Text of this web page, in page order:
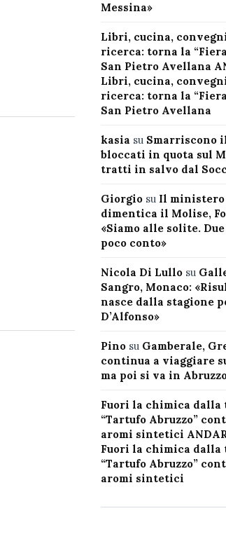
Messina»
Libri, cucina,
ricerca: torna la
San Pietro Avellana
Libri, cucina,
ricerca: torna la
San Pietro Avellana
kasia su Smarriscono
bloccati in quota sul
tratti in salvo dal
Giorgiosu Il ministero
dimentica il Molise,
«Siamo alle solite.
poco conto»
Nicola Di Lullosu
Sangro, Monaco:
nasce dalla stagione
D’Alfonso»
Pinosu Gamberale,
continua a viaggiare
ma poi si va in
Fuori la chimica dalla
“Tartufo Abruzzo”
aromi sintetici
Fuori la chimica dalla
“Tartufo Abruzzo”
aromi sintetici